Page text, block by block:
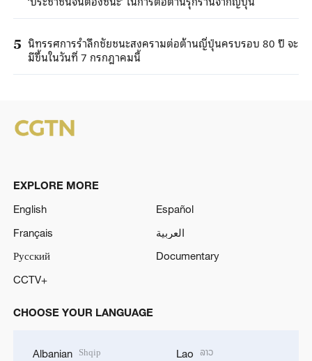
5 นิทรรศการรำลึกชัยชนะสงครามต่อต้านญี่ปุ่นครบรอบ 80 ปี จะ
มีขึ้นในวันที่ 7 กรกฎาคมนี้
EXPLORE MORE
English
Español
Français
العربية
Русский
Documentary
CCTV+
CHOOSE YOUR LANGUAGE
Albanian Shqip Lao ລາວ